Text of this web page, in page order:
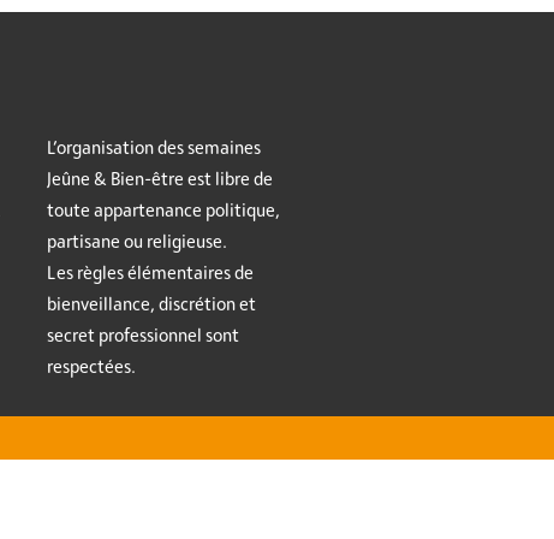
L’organisation des semaines
Jeûne & Bien-être est libre de
toute appartenance politique,
partisane ou religieuse.
Les règles élémentaires de
bienveillance, discrétion et
secret professionnel sont
respectées.